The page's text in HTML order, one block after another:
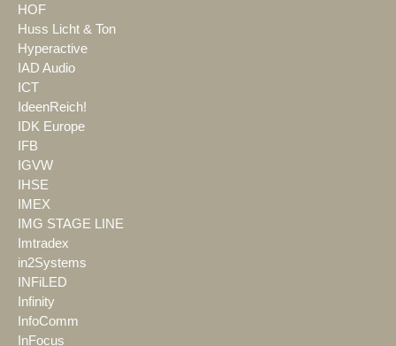
HOF
Huss Licht & Ton
Hyperactive
IAD Audio
ICT
IdeenReich!
IDK Europe
IFB
IGVW
IHSE
IMEX
IMG STAGE LINE
Imtradex
in2Systems
INFiLED
Infinity
InfoComm
InFocus